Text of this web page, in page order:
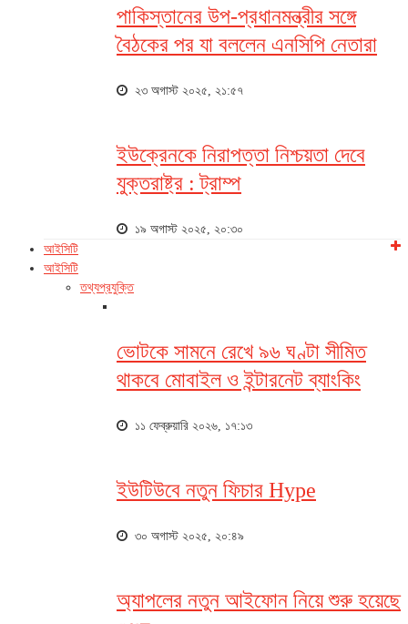
পাকিস্তানের উপ-প্রধানমন্ত্রীর সঙ্গে
বৈঠকের পর যা বললেন এনসিপি নেতারা
২৩ অগাস্ট ২০২৫, ২১:৫৭
ইউক্রেনকে নিরাপত্তা নিশ্চয়তা দেবে
যুক্তরাষ্ট্র : ট্রাম্প
১৯ অগাস্ট ২০২৫, ২০:৩০
আইসিটি
আইসিটি
তথ্যপ্রযুক্তি
ভোটকে সামনে রেখে ৯৬ ঘণ্টা সীমিত
থাকবে মোবাইল ও ইন্টারনেট ব্যাংকিং
১১ ফেব্রুয়ারি ২০২৬, ১৭:১৩
ইউটিউবে নতুন ফিচার Hype
৩০ অগাস্ট ২০২৫, ২০:৪৯
অ্যাপলের নতুন আইফোন নিয়ে শুরু হয়েছে